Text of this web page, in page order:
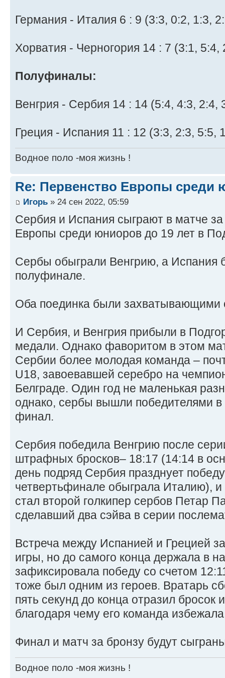
Германия - Италия 6 : 9 (3:3, 0:2, 1:3,
Хорватия - Черногория 14 : 7 (3:1, 5:4,
Полуфиналы:
Венгрия - Сербия 14 : 14 (5:4, 4:3, 2:4,
Греция - Испания 11 : 12 (3:3, 2:3, 5:5,
Водное поло -моя жизнь !
Re: Первенство Европы среди
Игорь » 24 сен 2022, 05:59
Сербия и Испания сыграют в матче за
Европы среди юниоров до 19 лет в
Сербы обыграли Венгрию, а Испания
полуфинале.
Оба поединка были захватывающими
И Сербия, и Венгрия прибыли в
медали. Однако фаворитом в этом
Сербии более молодая команда –
U18, завоевавшей серебро на
Белграде. Один год не маленькая
однако, сербы вышли победителями в
финал.
Сербия победила Венгрию после
штрафных бросков– 18:17 (14:14 в
день подряд Сербия празднует
четвертьфинале обыграла Италию),
стал второй голкипер сербов Петар
сделавший два сэйва в серии
Встреча между Испанией и Грецией
игры, но до самого конца держала в
зафиксировала победу со счетом
тоже был одним из героев. Вратарь
пять секунд до конца отразил бросок
благодаря чему его команда
Финал и матч за бронзу будут
Водное поло -моя жизнь !